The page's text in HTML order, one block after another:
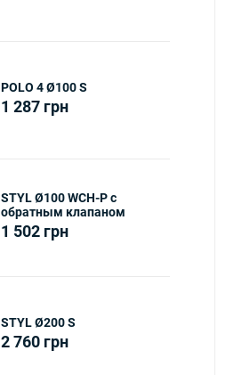
POLO 4 Ø100 S
1 287 грн
STYL Ø100 WCH-P с
обратным клапаном
1 502 грн
STYL Ø200 S
2 760 грн